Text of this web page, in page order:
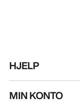
HJELP
MIN KONTO